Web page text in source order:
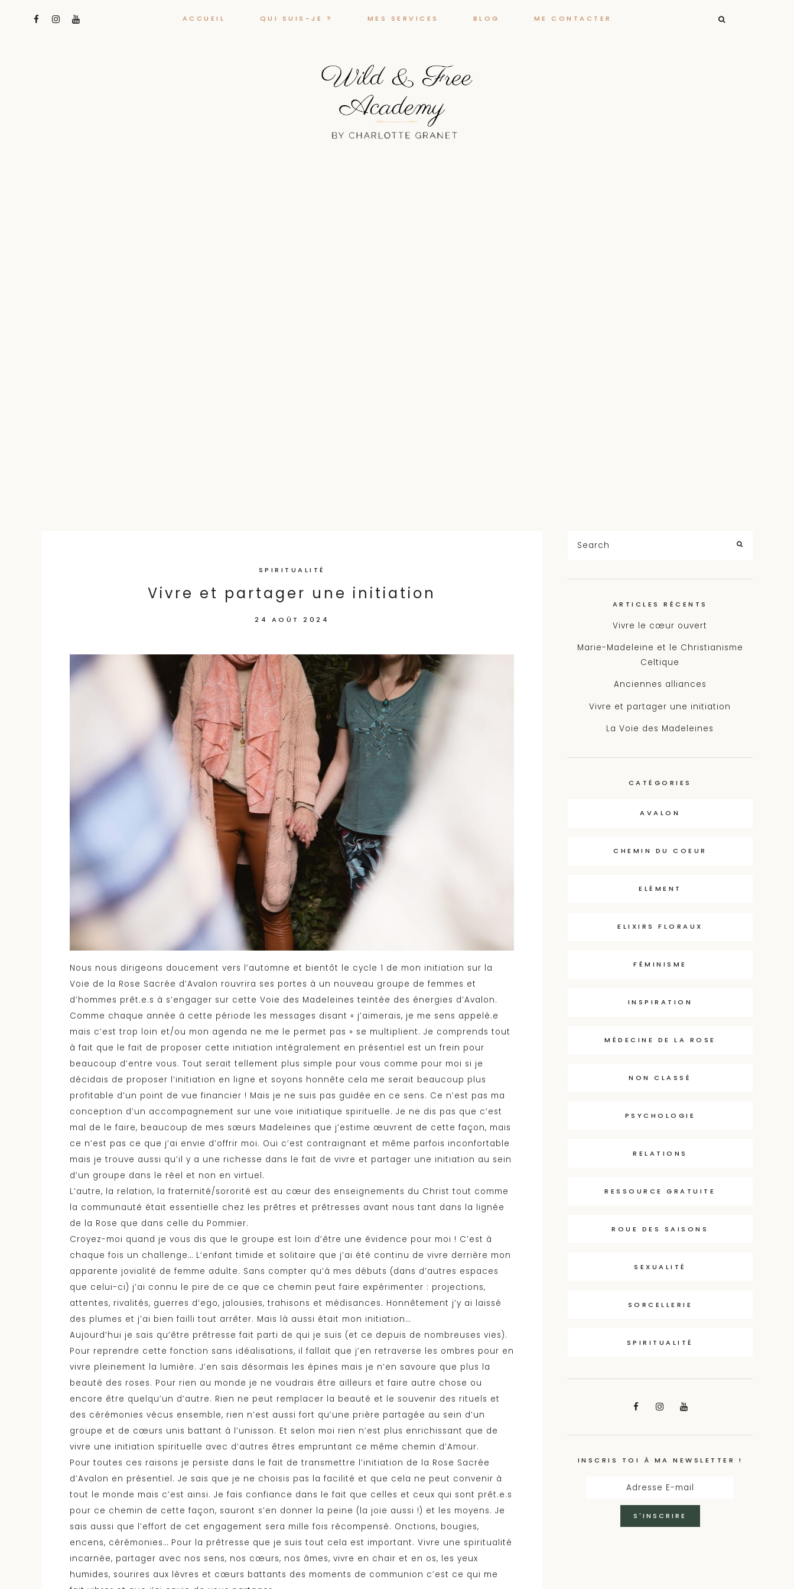
ACCUEIL QUI SUIS-JE ? MES SERVICES BLOG ME CONTACTER
SPIRITUALITÉ
Vivre et partager une initiation
24 AOÛT 2024
Nous nous dirigeons doucement vers l’automne et bientôt le cycle 1 de mon initiation sur la
Voie de la Rose Sacrée d’Avalon rouvrira ses portes à un nouveau groupe de femmes et
d’hommes prêt.e.s à s’engager sur cette Voie des Madeleines teintée des énergies d’Avalon.
Comme chaque année à cette période les messages disant « j’aimerais, je me sens appelé.e
mais c’est trop loin et/ou mon agenda ne me le permet pas » se multiplient. Je comprends tout
à fait que le fait de proposer cette initiation intégralement en présentiel est un frein pour
beaucoup d’entre vous. Tout serait tellement plus simple pour vous comme pour moi si je
décidais de proposer l’initiation en ligne et soyons honnête cela me serait beaucoup plus
profitable d’un point de vue financier ! Mais je ne suis pas guidée en ce sens. Ce n’est pas ma
conception d’un accompagnement sur une voie initiatique spirituelle. Je ne dis pas que c’est
mal de le faire, beaucoup de mes sœurs Madeleines que j’estime œuvrent de cette façon, mais
ce n’est pas ce que j’ai envie d’offrir moi. Oui c’est contraignant et même parfois inconfortable
mais je trouve aussi qu’il y a une richesse dans le fait de vivre et partager une initiation au sein
d’un groupe dans le réel et non en virtuel.
L’autre, la relation, la fraternité/sororité est au cœur des enseignements du Christ tout comme
la communauté était essentielle chez les prêtres et prêtresses avant nous tant dans la lignée
de la Rose que dans celle du Pommier.
Croyez-moi quand je vous dis que le groupe est loin d’être une évidence pour moi ! C’est à
chaque fois un challenge… L’enfant timide et solitaire que j’ai été continu de vivre derrière mon
apparente jovialité de femme adulte. Sans compter qu’à mes débuts (dans d’autres espaces
que celui-ci) j’ai connu le pire de ce que ce chemin peut faire expérimenter : projections,
attentes, rivalités, guerres d’ego, jalousies, trahisons et médisances. Honnêtement j’y ai laissé
des plumes et j’ai bien failli tout arrêter. Mais là aussi était mon initiation…
Aujourd’hui je sais qu’être prêtresse fait parti de qui je suis (et ce depuis de nombreuses vies).
Pour reprendre cette fonction sans idéalisations, il fallait que j’en retraverse les ombres pour en
vivre pleinement la lumière. J’en sais désormais les épines mais je n’en savoure que plus la
beauté des roses. Pour rien au monde je ne voudrais être ailleurs et faire autre chose ou
encore être quelqu’un d’autre. Rien ne peut remplacer la beauté et le souvenir des rituels et
des cérémonies vécus ensemble, rien n’est aussi fort qu’une prière partagée au sein d’un
groupe et de cœurs unis battant à l’unisson. Et selon moi rien n’est plus enrichissant que de
vivre une initiation spirituelle avec d’autres êtres empruntant ce même chemin d’Amour.
Pour toutes ces raisons je persiste dans le fait de transmettre l’initiation de la Rose Sacrée
d’Avalon en présentiel. Je sais que je ne choisis pas la facilité et que cela ne peut convenir à
tout le monde mais c’est ainsi. Je fais confiance dans le fait que celles et ceux qui sont prêt.e.s
pour ce chemin de cette façon, sauront s’en donner la peine (la joie aussi !) et les moyens. Je
sais aussi que l’effort de cet engagement sera mille fois récompensé. Onctions, bougies,
encens, cérémonies… Pour la prêtresse que je suis tout cela est important. Vivre une spiritualité
incarnée, partager avec nos sens, nos cœurs, nos âmes, vivre en chair et en os, les yeux
humides, sourires aux lèvres et cœurs battants des moments de communion c’est ce qui me
Search
ARTICLES RÉCENTS
Vivre le cœur ouvert
Marie-Madeleine et le Christianisme
Celtique
Anciennes alliances
Vivre et partager une initiation
La Voie des Madeleines
CATÉGORIES
AVALON
CHEMIN DU COEUR
ELÉMENT
ELIXIRS FLORAUX
FÉMINISME
INSPIRATION
MÉDECINE DE LA ROSE
NON CLASSÉ
PSYCHOLOGIE
RELATIONS
RESSOURCE GRATUITE
ROUE DES SAISONS
SEXUALITÉ
SORCELLERIE
SPIRITUALITÉ
INSCRIS TOI À MA NEWSLETTER !